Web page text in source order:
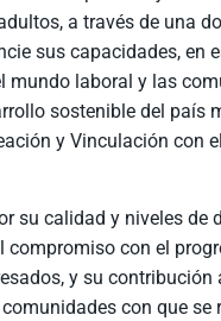
a través de una
sus capacidades, en
mundo laboral y las
sostenible del país
y Vinculación con
su calidad y niveles de
compromiso con el
y su contribución
con que se